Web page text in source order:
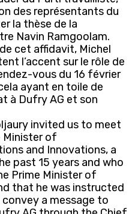
des représentants du
la thèse de la
Navin Ramgoolam.
cet affidavit, Michel
l’accent sur le rôle de
vous du 16 février
ayant en toile de
à Dufry AG et son
invited us to meet
Minister of
and Innovations, a
past 15 years and who
Prime Minister of
that he was instructed
a message to